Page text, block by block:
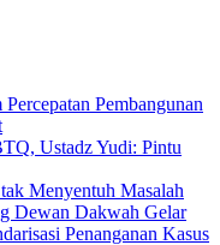
Pembangunan
Ustadz Yudi: Pintu
Menyentuh Masalah
Dewan Dakwah Gelar
Penanganan Kasus